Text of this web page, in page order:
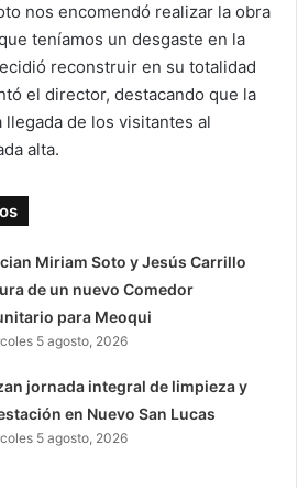
nos encomendó realizar la obra
teníamos un desgaste en la
reconstruir en su totalidad
el director, destacando que la
llegada de los visitantes al
alta.
Miriam Soto y Jesús Carrillo
de un nuevo Comedor
para Meoqui
5 agosto, 2026
jornada integral de limpieza y
en Nuevo San Lucas
5 agosto, 2026